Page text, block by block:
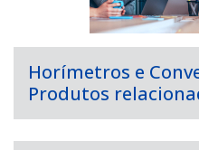
Horímetros e
Produtos